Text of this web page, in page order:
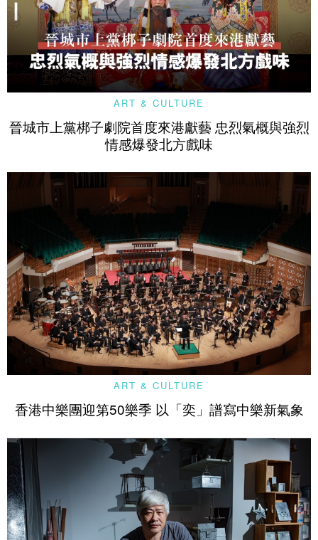
ART & CULTURE
晉城市上黨梆子劇院首度來港獻藝 忠烈氣概與強烈
情感爆發北方戲味
ART & CULTURE
香港中樂團迎第50樂季 以「奕」譜寫中樂新氣象